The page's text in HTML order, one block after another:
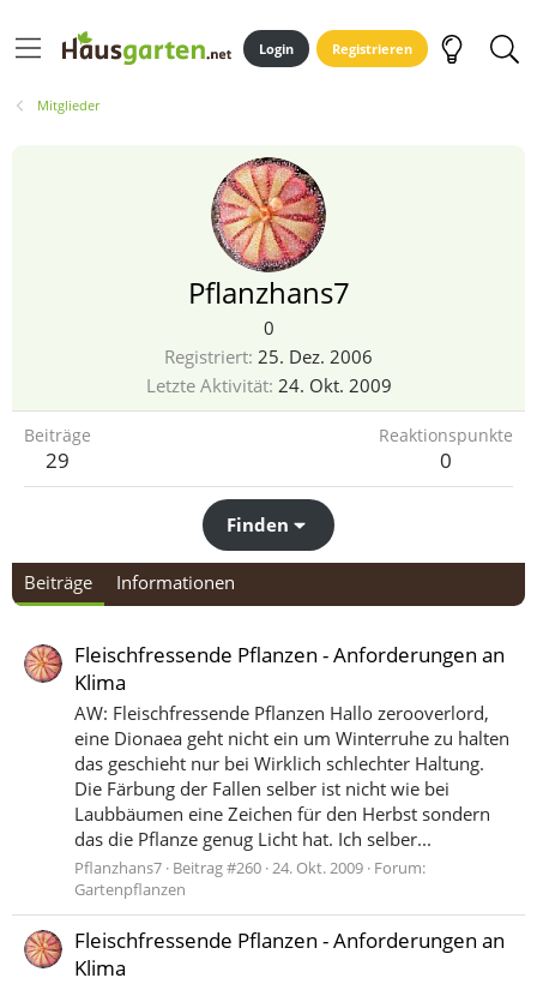
Login Registrieren
Mitglieder
Pflanzhans7
0
Registriert 25. Dez. 2006
Letzte Aktivität 24. Okt. 2009
Beiträge
29
Reaktionspunkte
0
Finden
Beiträge Informationen
Fleischfressende Pflanzen - Anforderungen an
Klima
AW: Fleischfressende Pflanzen Hallo zerooverlord,
eine Dionaea geht nicht ein um Winterruhe zu halten
das geschieht nur bei Wirklich schlechter Haltung.
Die Färbung der Fallen selber ist nicht wie bei
Laubbäumen eine Zeichen für den Herbst sondern
das die Pflanze genug Licht hat. Ich selber...
Pflanzhans7 Beitrag #260 24. Okt. 2009 Forum:
Gartenpflanzen
Fleischfressende Pflanzen - Anforderungen an
Klima